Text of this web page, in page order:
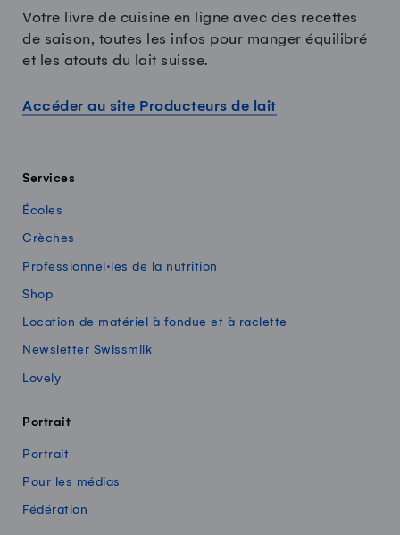
Votre livre de cuisine en ligne avec des recettes
de saison, toutes les infos pour manger équilibré
et les atouts du lait suisse.
Accéder au site Producteurs de lait
Services
Écoles
Crèches
Professionnel·les de la nutrition
Shop
Location de matériel à fondue et à raclette
Newsletter Swissmilk
Lovely
Portrait
Portrait
Pour les médias
Fédération